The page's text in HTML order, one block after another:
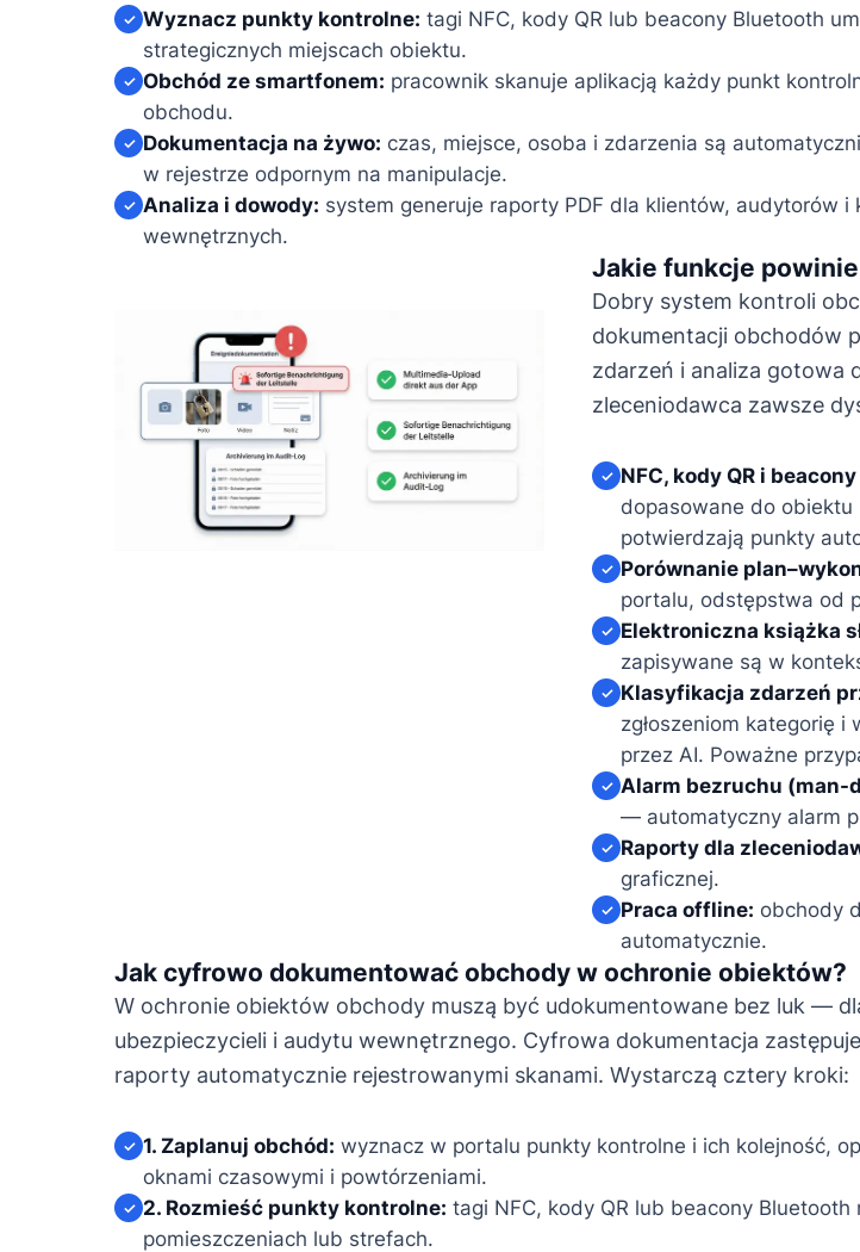
✓ Wyznacz punkty kontrolne: tagi NFC, kody QR lub beacony Bluetooth
strategicznych miejscach obiektu.
✓ Obchód ze smartfonem: pracownik skanuje aplikacją każdy punkt
obchodu.
✓ Dokumentacja na żywo: czas, miejsce, osoba i zdarzenia są
w rejestrze odpornym na manipulacje.
✓ Analiza i dowody: system generuje raporty PDF dla klientów, audytorów i
wewnętrznych.
Jakie funkcje
Dobry system kontroli
dokumentacji obchodów
zdarzeń i analiza
zleceniodawca zawsze
✓ NFC, kody QR i
dopasowane do
potwierdzają punkty
✓ Porównanie
portalu, odstępstwa od
✓ Elektroniczna książka
zapisywane są w
✓ Klasyfikacja zdarzeń
zgłoszeniom kategorię
przez AI. Poważne
✓ Alarm bezruchu (man-
— automatyczny alarm
✓ Raporty dla
graficznej.
✓ Praca offline: obchody
automatycznie.
Jak cyfrowo dokumentować obchody w ochronie obiektów?
W ochronie obiektów obchody muszą być udokumentowane bez luk —
ubezpieczycieli i audytu wewnętrznego. Cyfrowa dokumentacja
raporty automatycznie rejestrowanymi skanami. Wystarczą cztery kroki:
✓ 1. Zaplanuj obchód: wyznacz w portalu punkty kontrolne i ich kolejność,
oknami czasowymi i powtórzeniami.
✓ 2. Rozmieść punkty kontrolne: tagi NFC, kody QR lub beacony Bluetooth
pomieszczeniach lub strefach.